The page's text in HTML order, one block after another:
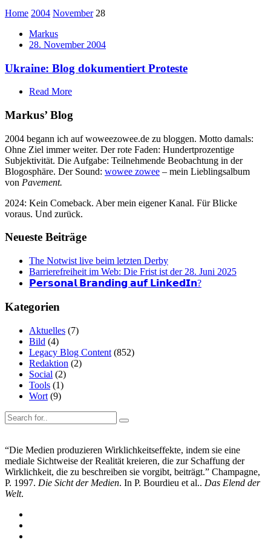
Home 2004 November 28
Markus
28. November 2004
Ukraine: Blog dokumentiert Proteste
Read More
Markus’ Blog
2004 begann ich auf woweezowee.de zu bloggen. Motto damals:
Ohne Ziel immer weiter. Der rote Faden: Hundertprozentige
Subjektivität. Die Aufgabe: Teilnehmende Beobachtung in der
Blogosphäre. Der Sound: wowee zowee – mein Lieblingsalbum
von Pavement.
2024: Kein Comeback. Aber mein eigener Kanal. Für Blicke
voraus. Und zurück.
Neueste Beiträge
The Notwist live beim letzten Derby
Barrierefreiheit im Web: Die Frist ist der 28. Juni 2025
𝗣𝗲𝗿𝘀𝗼𝗻𝗮𝗹 𝗕𝗿𝗮𝗻𝗱𝗶𝗻𝗴 𝗮𝘂𝗳 𝗟𝗶𝗻𝗸𝗲𝗱𝗜𝗻?
Kategorien
Aktuelles (7)
Bild (4)
Legacy Blog Content (852)
Redaktion (2)
Social (2)
Tools (1)
Wort (9)
“Die Medien produzieren Wirklichkeitseffekte, indem sie eine
mediale Sichtweise der Realität kreieren, die zur Schaffung der
Wirklichkeit, die zu beschreiben sie vorgibt, beiträgt.” Champagne,
P. 1997. Die Sicht der Medien. In P. Bourdieu et al.. Das Elend der
Welt.